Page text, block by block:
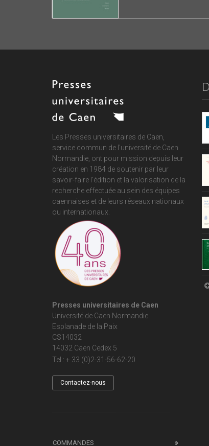
Les Presses universitaires de Caen,
service commun de l'université de Caen
Normandie, ont pour mission depuis leur
création en 1984 de soutenir par leur
savoir-faire l'édition et la valorisation de la
recherche effectuée au sein des équipes
caennaises et de leurs réseaux nationaux
ou internationaux.
Presses universitaires de Caen
Université de Caen Normandie
Esplanade de la Paix
CS14032
14032 Caen Cedex 5
Tel : + 33 (0)2-31-56-62-20
Contactez-nous
COMMANDES